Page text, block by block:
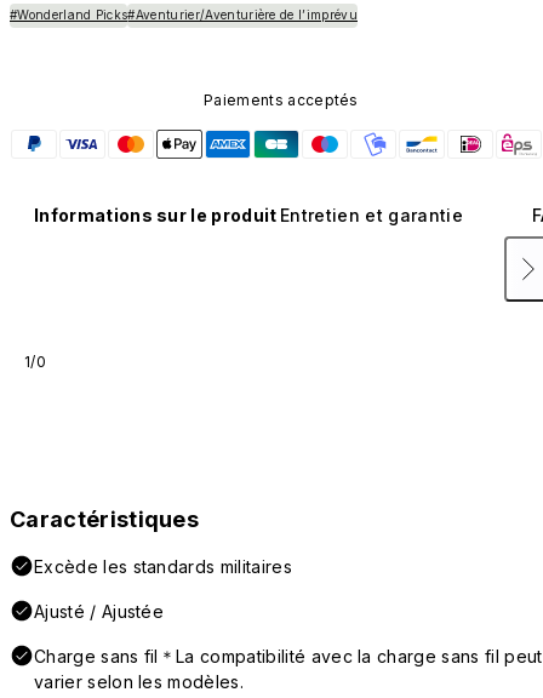
#Wonderland Picks#Aventurier/Aventurière de l’imprévu
Paiements acceptés
Informations sur le produit Entretien et garantie
1/0
Caractéristiques
Excède les standards militaires
Ajusté / Ajustée
Charge sans fil＊La compatibilité avec la charge sans fil peut
varier selon les modèles.